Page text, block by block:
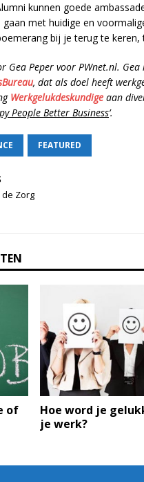
kunnen goede
met huidige en
bij je terug te
Gea Peper voor PWnet.nl.
, dat als doel heeft
Werkgelukdeskundige aan
People Better Business’.
FEATURED
Zorg
of
Hoe word je
je werk?